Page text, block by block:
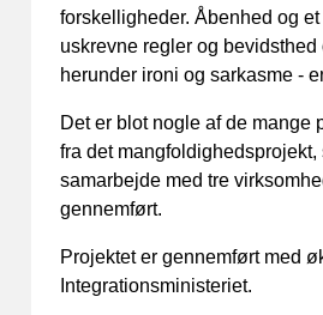
forskelligheder. Åbenhed og et
uskrevne regler og bevidsthed
herunder ironi og sarkasme -
Det er blot nogle af de mange
fra det mangfoldighedsprojekt,
samarbejde med tre
gennemført.
Projektet er gennemført med
Integrationsministeriet.